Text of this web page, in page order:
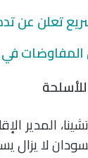
تعلن عن
في
المدير
لا يزال